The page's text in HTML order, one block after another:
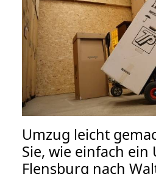
Umzug leicht
Sie, wie einfach ein
Flensburg nach